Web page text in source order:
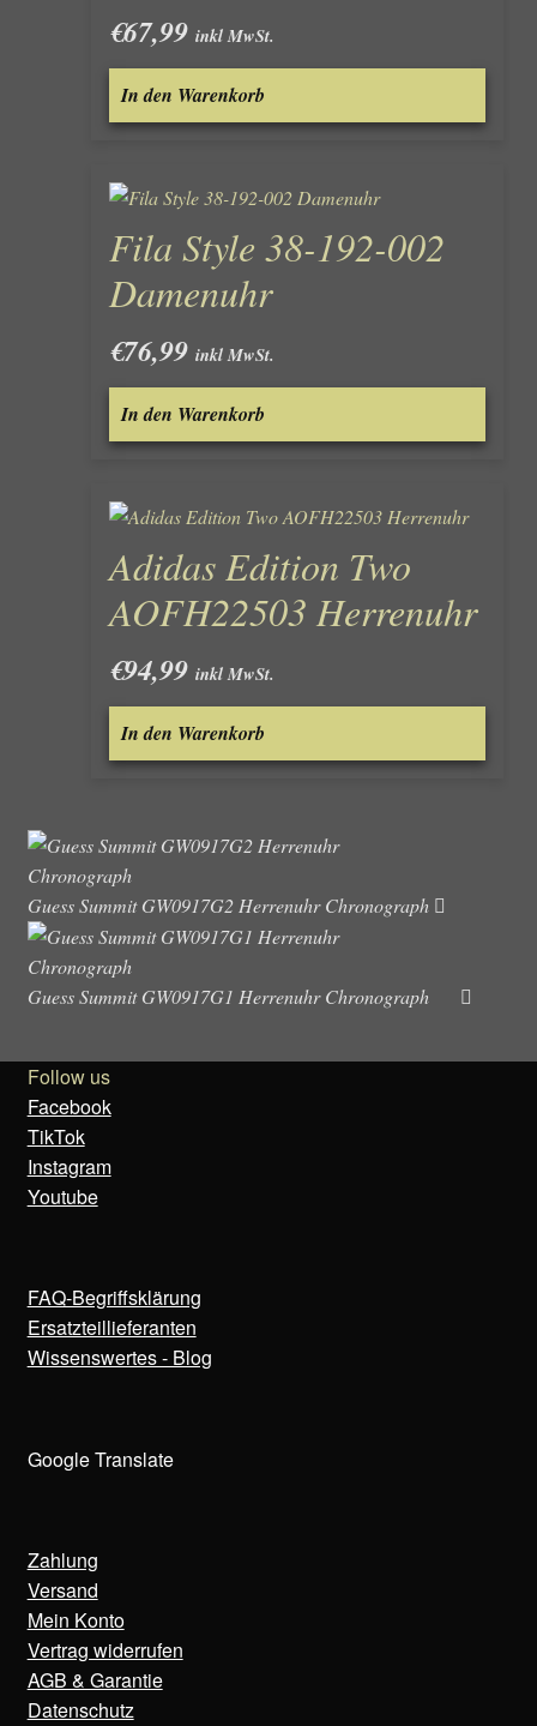
€67,99 inkl MwSt.
In den Warenkorb
Fila Style 38-192-002
Damenuhr
€76,99 inkl MwSt.
In den Warenkorb
Adidas Edition Two
AOFH22503 Herrenuhr
€94,99 inkl MwSt.
In den Warenkorb
Guess Summit GW0917G2 Herrenuhr Chronograph
Guess Summit GW0917G1 Herrenuhr Chronograph
Follow us
Facebook
TikTok
Instagram
Youtube
FAQ-Begriffsklärung
Ersatzteillieferanten
Wissenswertes - Blog
Google Translate
Zahlung
Versand
Mein Konto
Vertrag widerrufen
AGB & Garantie
Datenschutz